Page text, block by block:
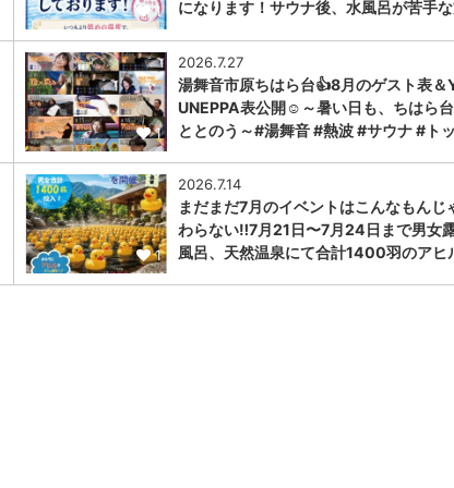
1
になります！サウナ後、水風呂が苦手
1
2026.7.27
湯舞音市原ちはら台👍8月のゲスト表＆
UNEPPA表公開☺～暑い日も、ちはら
ととのう～#湯舞音 #熱波 #サウナ #ト
1
2026.7.14
まだまだ7月のイベントはこんなもんじ
わらない‼️7月21日〜7月24日まで男女
風呂、天然温泉にて合計1400羽のアヒ